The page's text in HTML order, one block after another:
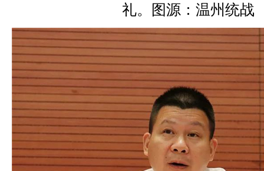
礼。图源：温州统战